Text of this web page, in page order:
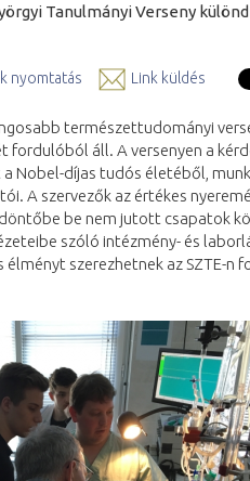
Tanulmányi Verseny
nyomtatás Link küldés
természettudományi
fordulóból áll. A versenyen a
Nobel-díjas tudós életéből,
A szervezők az értékes
be nem jutott csapatok
szóló intézmény- és
élményt szerezhetnek az SZTE-n